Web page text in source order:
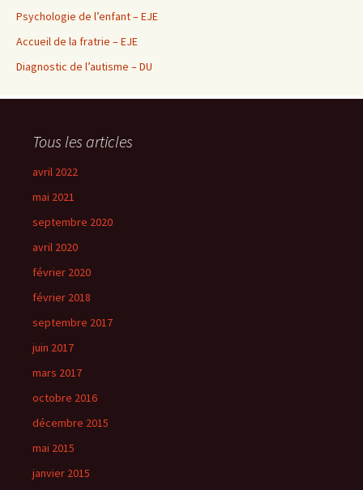
Psychologie de l’enfant – EJE
Accueil de la fratrie – EJE
Diagnostic de l’autisme – DU
Tous les articles
avril 2022
mai 2021
septembre 2020
avril 2020
février 2020
février 2018
septembre 2017
juin 2017
mars 2017
octobre 2016
décembre 2015
mai 2015
janvier 2015